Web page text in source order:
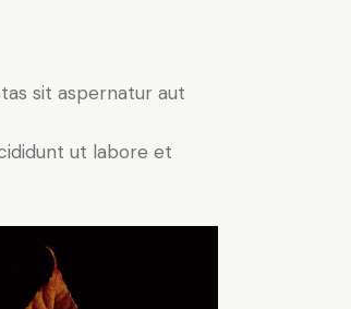
sit aspernatur aut
ut labore et